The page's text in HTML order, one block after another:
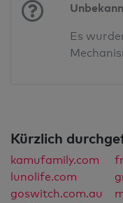
Es
Kürzlich
kamufamily.com
lunolife.com
goswitch.com.au